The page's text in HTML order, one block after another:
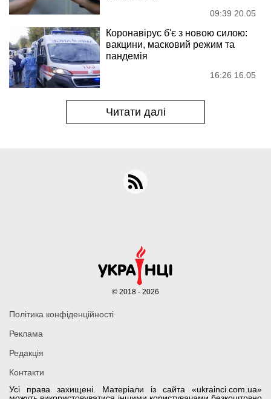
09:39 20.05
Коронавірус б'є з новою силою:
вакцини, масковий режим та
пандемія
16:26 16.05
Читати далі
Усі права захищені. Матеріали із сайта «ukrainci.com.ua»
Політика конфіденційності
Реклама
Редакція
Контакти
© 2018 - 2026